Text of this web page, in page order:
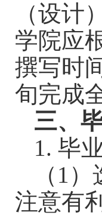
（设
学院应
撰写时
旬完成
三、
1.毕
（ 1 ）
注意有